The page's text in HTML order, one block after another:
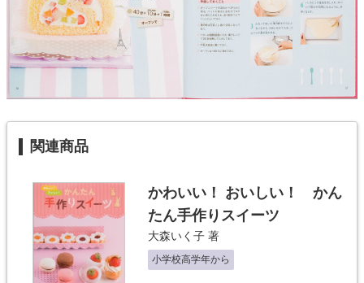
関連商品
かわいい！ おいしい！ かん
たん手作りスイーツ
大森いく子 著
小学校高学年から